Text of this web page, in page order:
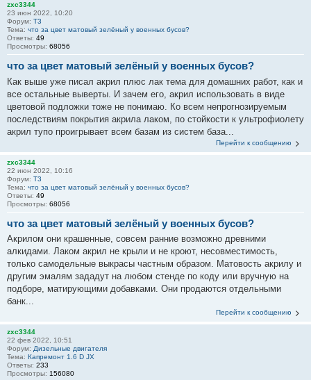
zxc3344
23 июн 2022, 10:20
Форум: T3
Тема: что за цвет матовый зелёный у военных бусов?
Ответы: 49
Просмотры: 68056
что за цвет матовый зелёный у военных бусов?
Как выше уже писал акрил плюс лак тема для домашних работ, как и
все остальные выверты. И зачем его, акрил использовать в виде
цветовой подложки тоже не понимаю. Ко всем непрогнозируемым
последствиям покрытия акрила лаком, по стойкости к ультрофиолету
акрил тупо проигрывает всем базам из систем база...
Перейти к сообщению
zxc3344
22 июн 2022, 10:16
Форум: T3
Тема: что за цвет матовый зелёный у военных бусов?
Ответы: 49
Просмотры: 68056
что за цвет матовый зелёный у военных бусов?
Акрилом они крашенные, совсем ранние возможно древними
алкидами. Лаком акрил не крыли и не кроют, несовместимость,
только самодельные выкрасы частным образом. Матовость акрилу и
другим эмалям зададут на любом стенде по коду или вручную на
подборе, матирующими добавками. Они продаются отдельными
банк...
Перейти к сообщению
zxc3344
22 фев 2022, 10:51
Форум: Дизельные двигателя
Тема: Капремонт 1.6 D JX
Ответы: 233
Просмотры: 156080